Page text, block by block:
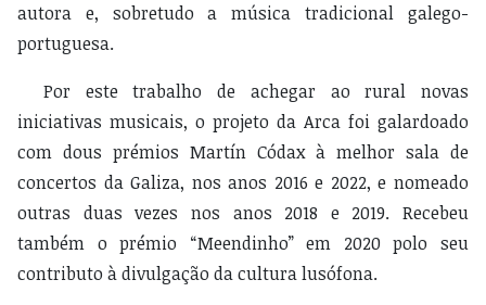
autora e, sobretudo a música tradicional galego-
portuguesa.
Por este trabalho de achegar ao rural novas
iniciativas musicais, o projeto da Arca foi galardoado
com dous prémios Martín Códax à melhor sala de
concertos da Galiza, nos anos 2016 e 2022, e nomeado
outras duas vezes nos anos 2018 e 2019. Recebeu
também o prémio “Meendinho” em 2020 polo seu
contributo à divulgação da cultura lusófona.